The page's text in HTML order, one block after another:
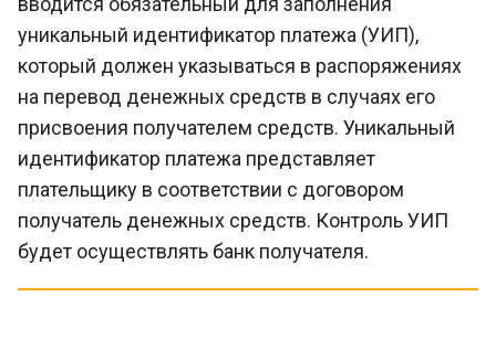
уникальный идентификатор платежа (УИП),
который должен указываться в распоряжениях
на перевод денежных средств в случаях его
присвоения получателем средств. Уникальный
идентификатор платежа представляет
плательщику в соответствии с договором
получатель денежных средств. Контроль УИП
будет осуществлять банк получателя.